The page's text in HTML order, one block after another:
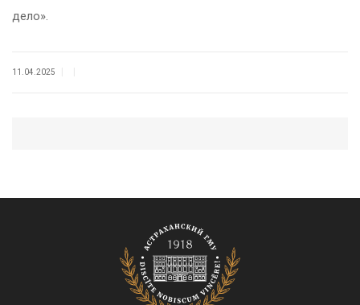
дело».
11.04.2025